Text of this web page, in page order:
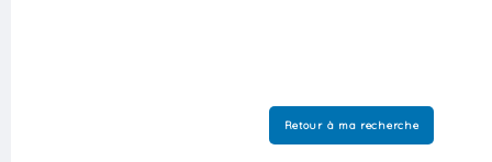
Retour à ma recherche